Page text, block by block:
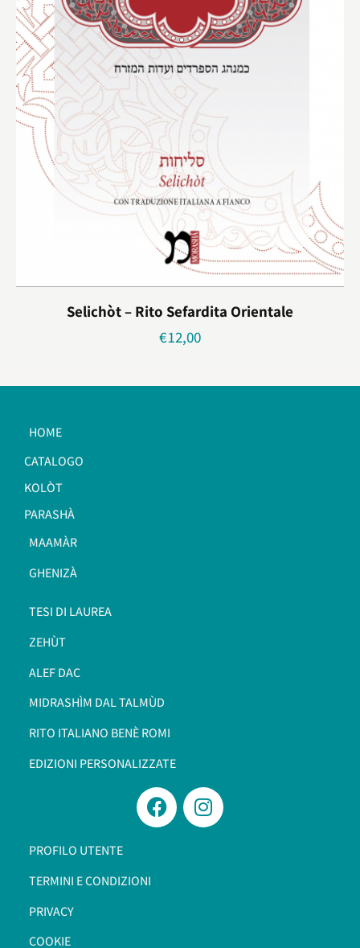
Selichòt – Rito Sefardita Orientale
€12,00
HOME
CATALOGO
KOLÒT
PARASHÀ
MAAMÀR
GHENIZÀ
TESI DI LAUREA
ZEHÙT
ALEF DAC
MIDRASHÌM DAL TALMÙD
RITO ITALIANO BENÈ ROMI​
EDIZIONI PERSONALIZZATE
PROFILO UTENTE
TERMINI E CONDIZIONI
PRIVACY
COOKIE